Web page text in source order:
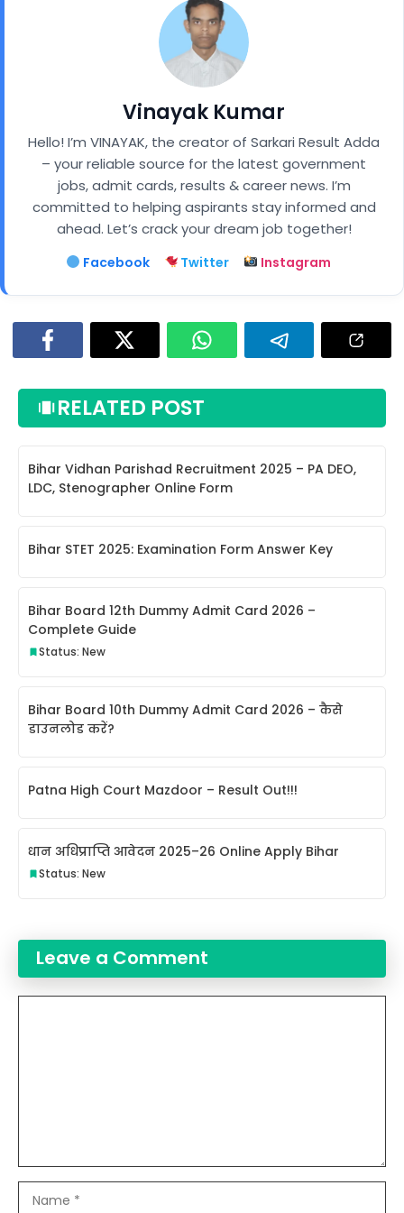
Vinayak Kumar
Hello! I’m VINAYAK, the creator of Sarkari Result Adda
– your reliable source for the latest government
jobs, admit cards, results & career news. I’m
committed to helping aspirants stay informed and
ahead. Let’s crack your dream job together!
Facebook Twitter Instagram
RELATED POST
Bihar Vidhan Parishad Recruitment 2025 – PA DEO,
LDC, Stenographer Online Form
Bihar STET 2025: Examination Form Answer Key
Bihar Board 12th Dummy Admit Card 2026 –
Complete Guide
Status: New
Bihar Board 10th Dummy Admit Card 2026 – कैसे
डाउनलोड करें?
Patna High Court Mazdoor – Result Out!!!
धान अधिप्राप्ति आवेदन 2025–26 Online Apply Bihar
Status: New
Leave a Comment